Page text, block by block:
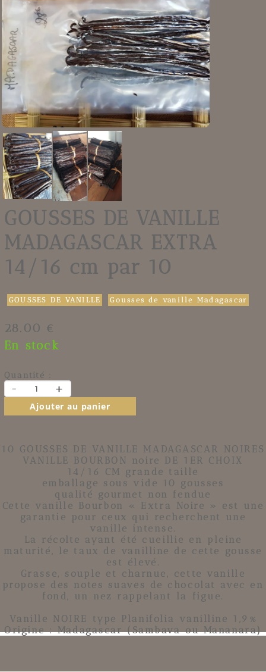
GOUSSES DE VANILLE
MADAGASCAR EXTRA
14/16 cm par 10
GOUSSES DE VANILLE Gousses de vanille Madagascar
28.00 €
En stock
Quantité :
- +
Ajouter au panier
10 GOUSSES DE VANILLE MADAGASCAR NOIRES
VANILLE BOURBON noire DE 1ER CHOIX
14/16 CM grande taille
emballage sous vide 10 gousses
qualité gourmet non fendue
Cette vanille Bourbon
« Extra Noire » est une
garantie pour ceux qui recherchent une
vanille intense.
La récolte ayant été cueillie en pleine
maturité, le taux de vanilline de cette gousse
est élevé.
Grasse, souple et charnue, cette vanille
propose des notes suaves de chocolat avec en
fond, un nez rappelant la figue.
Vanille NOIRE type Planifolia vanilline 1,9%
Origine : Madagascar (Sambava ou Mananara)